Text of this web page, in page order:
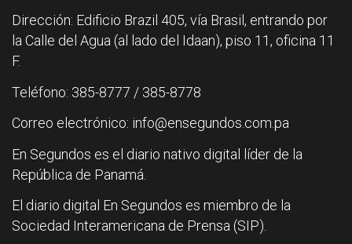
Dirección: Edificio Brazil 405, vía Brasil, entrando por
la Calle del Agua (al lado del Idaan), piso 11, oficina 11
F.
Teléfono: 385-8777 / 385-8778
Correo electrónico: info@ensegundos.com.pa
En Segundos es el diario nativo digital líder de la
República de Panamá.
El diario digital En Segundos es miembro de la
Sociedad Interamericana de Prensa (SIP).